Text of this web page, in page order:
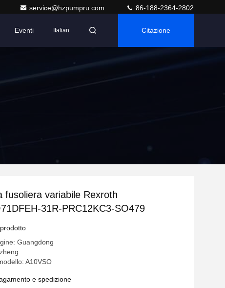
service@hzpumpru.com 86-188-2364-2802
Eventi Italian Citazione
fusoliera variabile Rexroth
31R-PRC12KC3-SO479
Guangdong
A10VSO
e spedizione